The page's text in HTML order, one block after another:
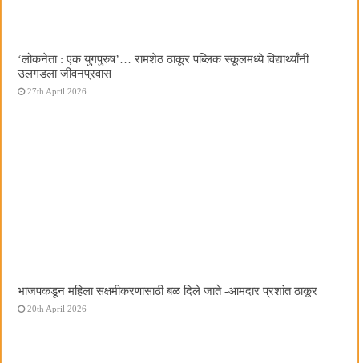
‌‘लोकनेता : एक युगपुरुष‌’… रामशेठ ठाकूर पब्लिक स्कूलमध्ये विद्यार्थ्यांनी
उलगडला जीवनप्रवास
27th April 2026
भाजपकडून महिला सक्षमीकरणासाठी बळ दिले जाते -आमदार प्रशांत ठाकूर
20th April 2026